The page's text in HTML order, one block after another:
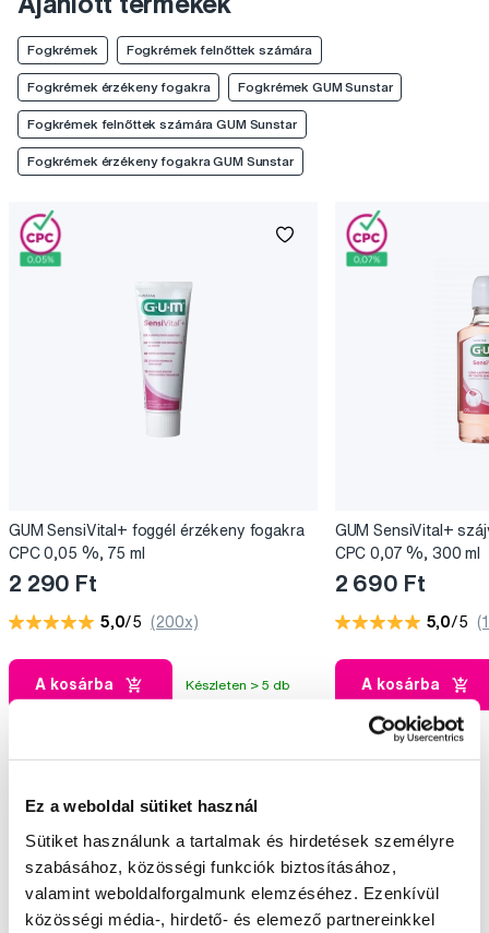
Ez a weboldal sütiket használ
Sütiket használunk a tartalmak és hirdetések személyre
szabásához, közösségi funkciók biztosításához,
valamint weboldalforgalmunk elemzéséhez. Ezenkívül
közösségi média-, hirdető- és elemező partnereinkkel
Fogkrémek Fogkrémek felnőttek számára
Fogkrémek érzékeny fogakra Fogkrémek GUM Sunstar
Fogkrémek felnőttek számára GUM Sunstar
Fogkrémek érzékeny fogakra GUM Sunstar
GUM SensiVital+ foggél érzékeny fogakra
CPC 0,05 %, 75 ml
2 290 Ft
5,0/5 (200x)
A kosárba Készleten > 5 db
GUM SensiVital+
CPC 0,07 %, 300 ml
2 690 Ft
5,0/5
A kosárba